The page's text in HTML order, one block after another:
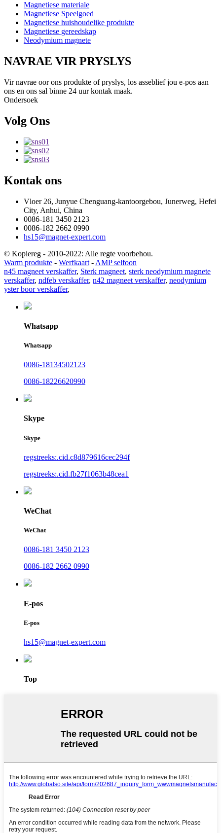
Magnetiese materiale
Magnetiese Speelgoed
Magnetiese huishoudelike produkte
Magnetiese gereedskap
Neodymium magnete
NAVRAE VIR PRYSLYS
Vir navrae oor ons produkte of pryslys, los asseblief jou e-pos aan
ons en ons sal binne 24 uur kontak maak.
Ondersoek
Volg Ons
Kontak ons
Vloer 26, Junyue Chenguang-kantoorgebou, Junerweg, Hefei
City, Anhui, China
0086-181 3450 2123
0086-182 2662 0990
hs15@magnet-expert.com
© Kopiereg - 2010-2022: Alle regte voorbehou.
Warm produkte - Werfkaart - AMP selfoon
n45 magneet verskaffer, Sterk magneet, sterk neodymium magnete
verskaffer, ndfeb verskaffer, n42 magneet verskaffer, neodymium
yster boor verskaffer,
Whatsapp
Whatsapp
0086-18134502123
0086-18226620990
Skype
Skype
regstreeks:.cid.c8d879616cec294f
regstreeks:.cid.fb27f1063b48cea1
WeChat
WeChat
0086-181 3450 2123
0086-182 2662 0990
E-pos
E-pos
hs15@magnet-expert.com
Top